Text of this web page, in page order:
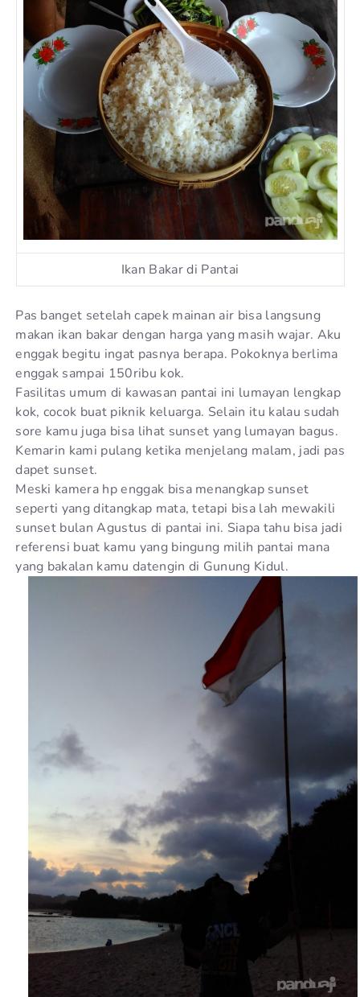
Ikan Bakar di Pantai
Pas banget setelah capek mainan air bisa langsung
makan ikan bakar dengan harga yang masih wajar. Aku
enggak begitu ingat pasnya berapa. Pokoknya berlima
enggak sampai 150ribu kok.
Fasilitas umum di kawasan pantai ini lumayan lengkap
kok, cocok buat piknik keluarga. Selain itu kalau sudah
sore kamu juga bisa lihat sunset yang lumayan bagus.
Kemarin kami pulang ketika menjelang malam, jadi pas
dapet sunset.
Meski kamera hp enggak bisa menangkap sunset
seperti yang ditangkap mata, tetapi bisa lah mewakili
sunset bulan Agustus di pantai ini. Siapa tahu bisa jadi
referensi buat kamu yang bingung milih pantai mana
yang bakalan kamu datengin di Gunung Kidul.